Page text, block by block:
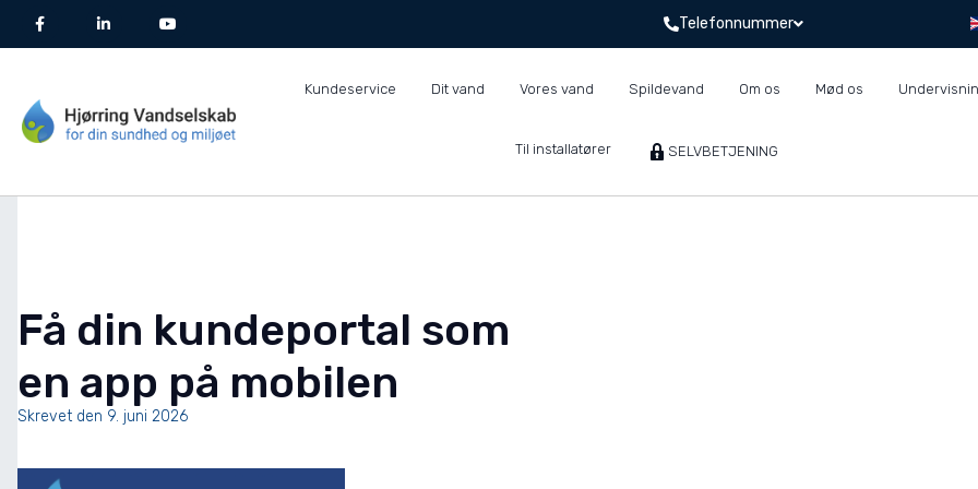
Telefonnummer
Kundeservice Dit vand Vores vand Spildevand Om os Mød os
Til installatører SELVBETJENING
Få din kundeportal som
en app på mobilen
Skrevet den 9. juni 2026